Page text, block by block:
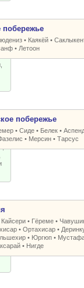
побережье
• Каякёй •
• Летоон
побережье
•Сиде • Белек •
• Мерсин •Тарсус
Кайсери • Гёреме •
•Ортахисар •
• Юргюп •
• Нигде